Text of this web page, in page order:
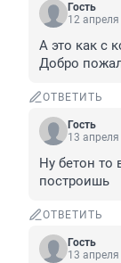
Гость
12
А это как с
Добро
ОТВЕТИТЬ
Гость
13
Ну бетон то
построишь
ОТВЕТИТЬ
Гость
13